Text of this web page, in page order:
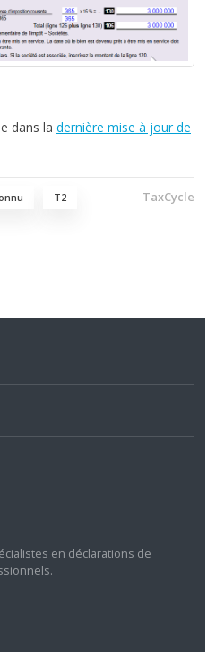
dans la dernière mise à jour de
T2 TaxCycle
en déclarations de